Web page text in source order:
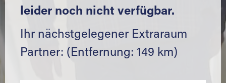
leider noch nicht verfügbar.
Ihr nächstgelegener Extraraum
Partner: (Entfernung: 149 km)